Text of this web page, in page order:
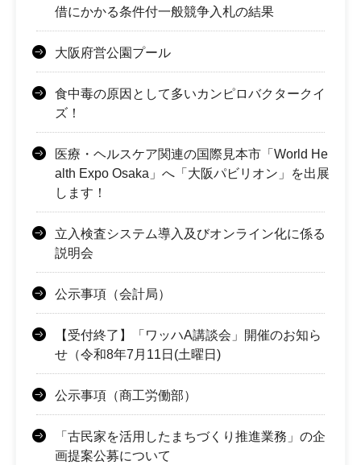
借にかかる条件付一般競争入札の結果
大阪府営公園プール
食中毒の原因として多いカンピロバクタークイ
ズ！
医療・ヘルスケア関連の国際見本市「World He
alth Expo Osaka」へ「大阪パビリオン」を出展
します！
立入検査システム導入及びオンライン化に係る
説明会
公示事項（会計局）
【受付終了】「ワッハA講談会」開催のお知ら
せ（令和8年7月11日(土曜日)
公示事項（商工労働部）
「古民家を活用したまちづくり推進業務」の企
画提案公募について